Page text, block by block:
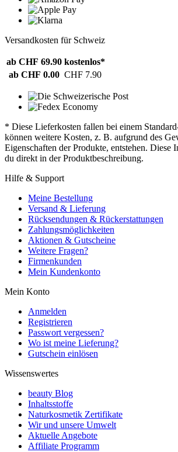
Versandkosten für Schweiz
ab CHF 69.90 kostenlos*
ab CHF 0.00 CHF 7.90
* Diese Lieferkosten fallen bei einem
können weitere Kosten, z. B. aufgrund des
Eigenschaften der Produkte, entstehen. Diese
du direkt in der Produktbeschreibung.
Hilfe & Support
Meine Bestellung
Versand & Lieferung
Rücksendungen & Rückerstattungen
Zahlungsmöglichkeiten
Aktionen & Gutscheine
Weitere Fragen?
Firmenkunden
Mein Kundenkonto
Mein Konto
Anmelden
Registrieren
Passwort vergessen?
Wo ist meine Lieferung?
Gutschein einlösen
Wissenswertes
beauty Blog
Inhaltsstoffe
Naturkosmetik Zertifikate
Wir und unsere Umwelt
Aktuelle Angebote
Affiliate Programm